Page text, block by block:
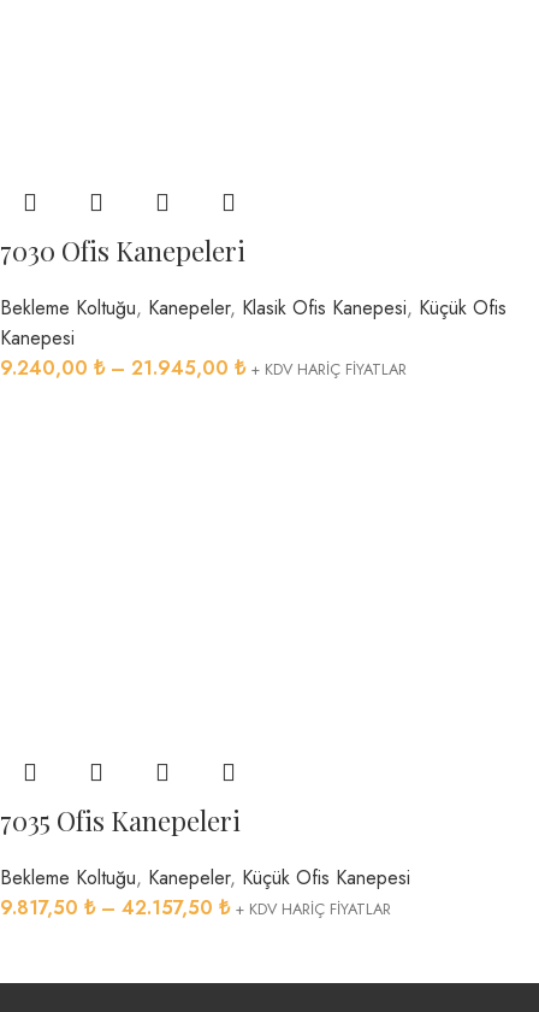
7030 Ofis Kanepeleri
Bekleme Koltuğu, Kanepeler, Klasik Ofis Kanepesi, Küçük Ofis
Kanepesi
9.240,00 ₺ – 21.945,00 ₺ + KDV HARİÇ FİYATLAR
7035 Ofis Kanepeleri
Bekleme Koltuğu, Kanepeler, Küçük Ofis Kanepesi
9.817,50 ₺ – 42.157,50 ₺ + KDV HARİÇ FİYATLAR